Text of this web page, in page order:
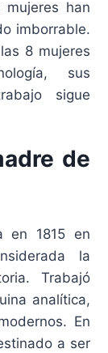
han
imborrable.
8 mujeres
sus
sigue
de
en 1815 en
la
Trabajó
analítica,
En
a ser